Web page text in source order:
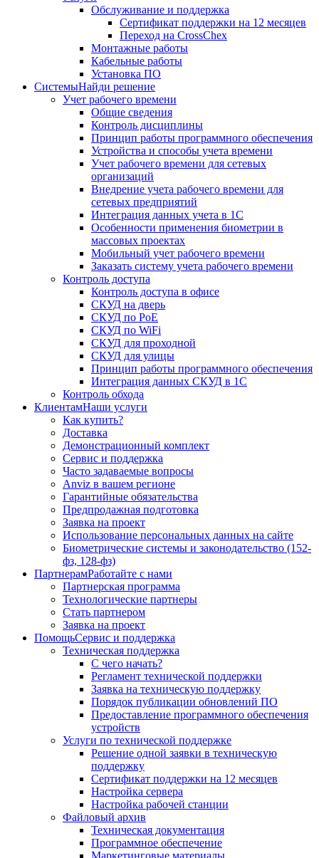
Обслуживание и поддержка
Сертификат поддержки на 12 месяцев
Переход на CrossChex
Монтажные работы
Кабельные работы
Установка ПО
СистемыНайди решение
Учет рабочего времени
Общие сведения
Контроль дисциплины
Принцип работы программного обеспечения
Устройства и способы учета времени
Учет рабочего времени для сетевых
организаций
Внедрение учета рабочего времени для
сетевых предприятий
Интеграция данных учета в 1С
Особенности применения биометрии в
массовых проектах
Мобильный учет рабочего времени
Заказать систему учета рабочего времени
Контроль доступа
Контроль доступа в офисе
СКУД на дверь
СКУД по PoE
СКУД по WiFi
СКУД для проходной
СКУД для улицы
Принцип работы программного обеспечения
Интеграция данных СКУД в 1С
Контроль обхода
КлиентамНаши услуги
Как купить?
Доставка
Демонстрационный комплект
Сервис и поддержка
Часто задаваемые вопросы
Anviz в вашем регионе
Гарантийные обязательства
Предпродажная подготовка
Заявка на проект
Использование персональных данных на сайте
Биометрические системы и законодательство (152-
фз, 128-фз)
ПартнерамРаботайте с нами
Партнерская программа
Технологические партнеры
Стать партнером
Заявка на проект
ПомощьСервис и поддержка
Техническая поддержка
С чего начать?
Регламент технической поддержки
Заявка на техническую поддержку
Порядок публикации обновлений ПО
Предоставление программного обеспечения
устройств
Услуги по технической поддержке
Решение одной заявки в техническую
поддержку
Сертификат поддержки на 12 месяцев
Настройка сервера
Настройка рабочей станции
Файловый архив
Техническая документация
Программное обеспечение